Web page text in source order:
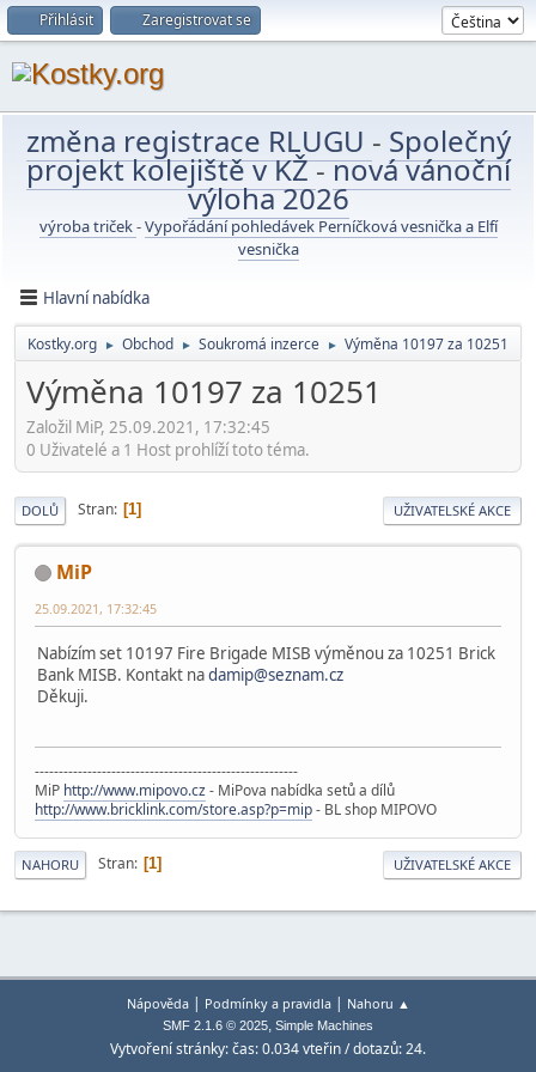
Přihlásit Zaregistrovat se
změna registrace RLUGU - Společný
projekt kolejiště v KŽ-nová vánoční
výloha 2026
výroba triček-Vypořádání pohledávek Perníčková vesnička a Elfí
vesnička
Hlavní nabídka
Kostky.org ► Obchod ► Soukromá inzerce ► Výměna 10197 za 10251
Výměna 10197 za 10251
Založil MiP, 25.09.2021, 17:32:45
0 Uživatelé a 1 Host prohlíží toto téma.
DOLŮ Stran 1 UŽIVATELSKÉ AKCE
MiP
25.09.2021, 17:32:45
Nabízím set 10197 Fire Brigade MISB výměnou za 10251 Brick
Bank MISB. Kontakt nadamip@seznam.cz
Děkuji.
-------------------------------------------------------
MiP http://www.mipovo.cz- MiPova nabídka setů a dílů
http://www.bricklink.com/store.asp?p=mip- BL shop MIPOVO
NAHORU Stran 1 UŽIVATELSKÉ AKCE
Nápověda| Podmínky a pravidla| Nahoru ▲
SMF 2.1.6 © 2025, Simple Machines
Vytvoření stránky: čas: 0.034 vteřin / dotazů: 24.